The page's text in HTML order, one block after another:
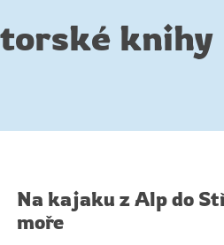
knihy
Na kajaku z Alp do
moře